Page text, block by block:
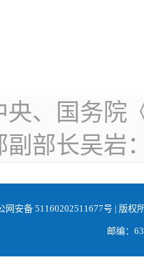
央、国务院
副部长吴岩
网安备 51160202511677号 | 版权
邮编：